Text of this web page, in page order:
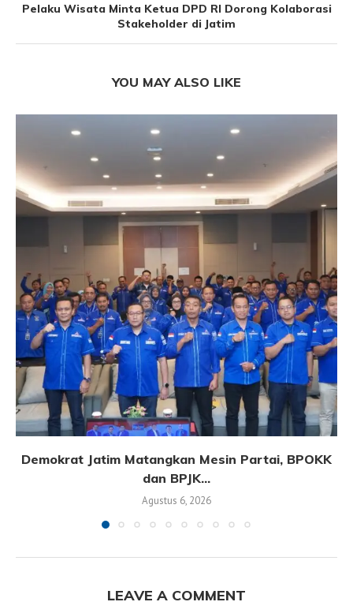
Pelaku Wisata Minta Ketua DPD RI Dorong Kolaborasi
Stakeholder di Jatim
YOU MAY ALSO LIKE
Demokrat Jatim Matangkan Mesin Partai, BPOKK
dan BPJK...
Agustus 6, 2026
LEAVE A COMMENT